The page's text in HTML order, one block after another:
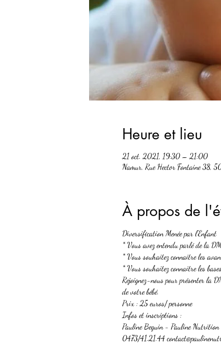
Heure et lieu
21 oct. 2021, 19:30 – 21:00
Namur, Rue Hector Fontaine 38,
À propos de
Diversification Menée par l'Enfant
* Vous avez entendu parlé de la
* Vous souhaitez connaitre les
* Vous souhaitez connaitre les
Rejoignez-nous pour présenter la
de votre bébé.
Prix : 25 euros/ personne
Infos et inscriptions :
Pauline Beguin - Pauline Nutrition
0473/41.21.44